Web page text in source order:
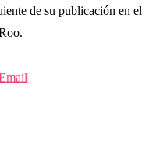
de su publicación en el